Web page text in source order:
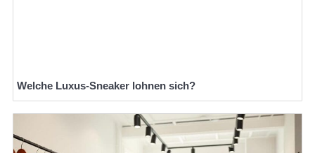
Welche Luxus-Sneaker lohnen sich?